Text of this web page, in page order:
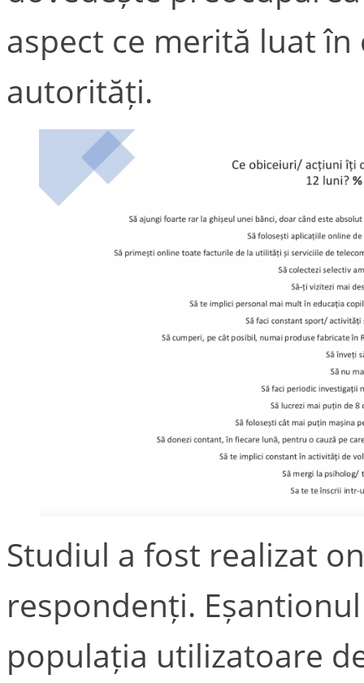
aspect ce merită luat
autorități.
Studiul a fost realizat
respondenți.
populația utilizatoare